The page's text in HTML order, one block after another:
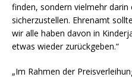
finden, sondern vielmehr
sicherzustellen. Ehrenamt
wir alle haben davon in
etwas wieder zurückgeben.“
„Im Rahmen der